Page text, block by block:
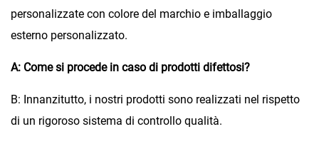
personalizzate con colore del marchio e imballaggio
esterno personalizzato.
A: Come si procede in caso di prodotti difettosi?
B: Innanzitutto, i nostri prodotti sono realizzati nel rispetto
di un rigoroso sistema di controllo qualità.